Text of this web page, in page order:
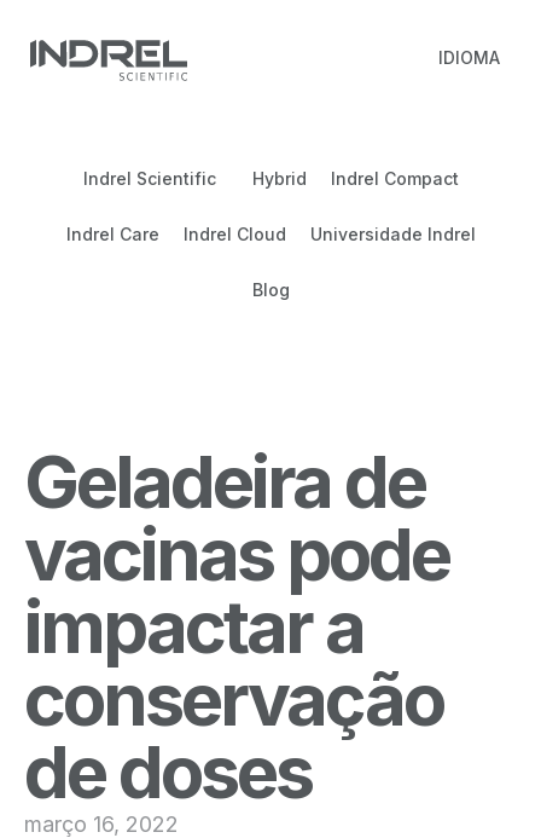
IDIOMA
Indrel Scientific Hybrid Indrel Compact
Indrel Care Indrel Cloud Universidade Indrel
Blog
Geladeira de
vacinas pode
impactar a
conservação
de doses
março 16, 2022